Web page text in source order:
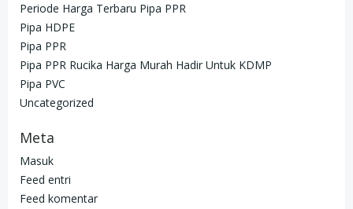
Periode Harga Terbaru Pipa PPR
Pipa HDPE
Pipa PPR
Pipa PPR Rucika Harga Murah Hadir Untuk KDMP
Pipa PVC
Uncategorized
Meta
Masuk
Feed entri
Feed komentar